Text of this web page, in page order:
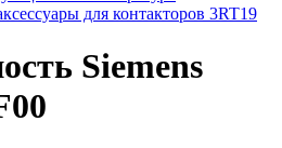
для контакторов 3RT19
Siemens